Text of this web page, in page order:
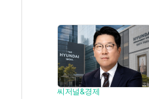
씨저널&경제